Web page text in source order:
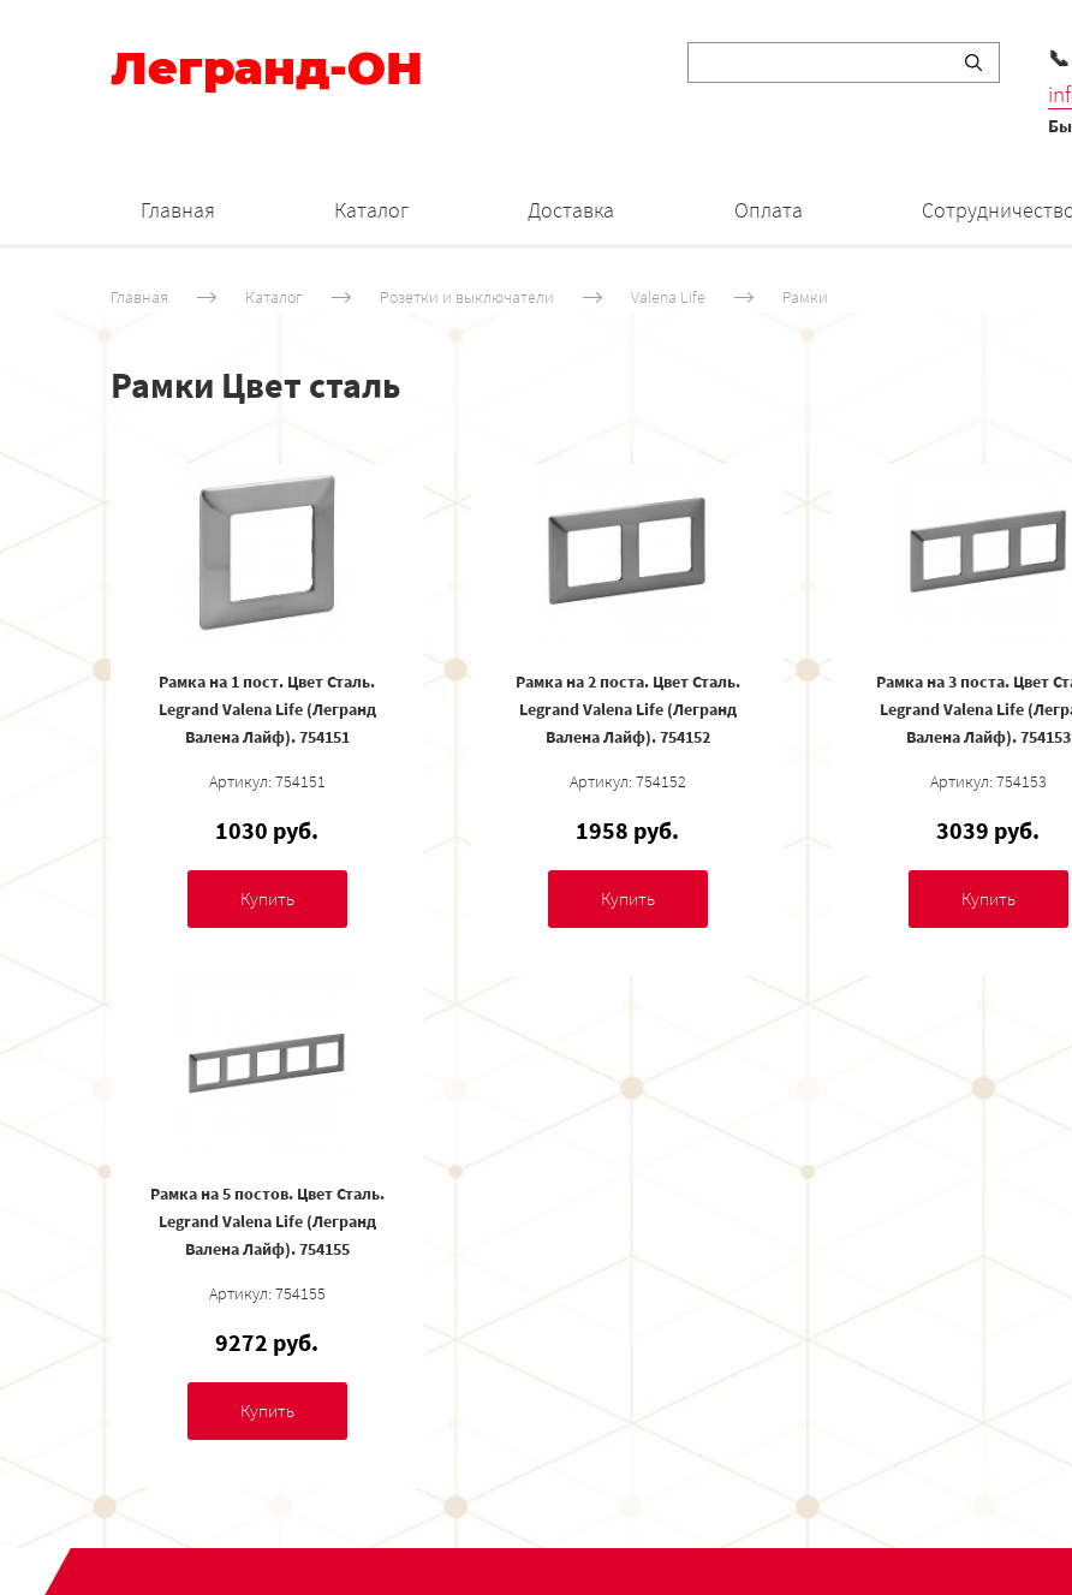
Легранд-ОН
Главная Каталог Доставка Оплата
Главная Каталог Розетки и выключатели Valena Life Рамки
Рамки Цвет сталь
Рамка на 1 пост. Цвет Сталь.
Legrand Valena Life (Легранд
Валена Лайф). 754151
Артикул: 754151
1030 руб.
Купить
Рамка на 2 поста. Цвет Сталь.
Legrand Valena Life (Легранд
Валена Лайф). 754152
Артикул: 754152
1958 руб.
Купить
Рамка на 3 поста. Цвет
Legrand Valena Life
Валена Лайф). 754153
Артикул: 754153
3039 руб.
Купить
Рамка на 5 постов. Цвет Сталь.
Legrand Valena Life (Легранд
Валена Лайф). 754155
Артикул: 754155
9272 руб.
Купить